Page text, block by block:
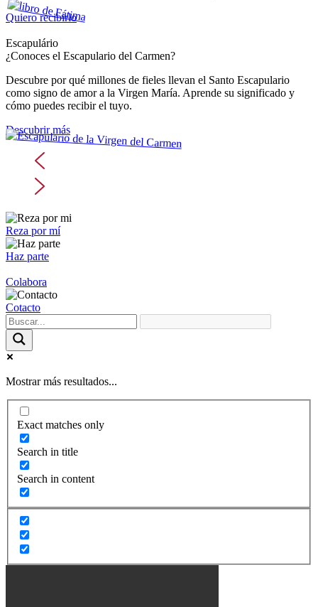
Quiero recibirlo
Escapulário
¿Conoces el Escapulario del Carmen?
Descubre por qué millones de fieles llevan el Santo Escapulario
como signo de amor a la Virgen María. Aprende su significado y
cómo puedes recibir el tuyo.
Descubrir más
Reza por mí
Haz parte
Colabora
Cotacto
Mostrar más resultados...
Exact matches only
Search in title
Search in content